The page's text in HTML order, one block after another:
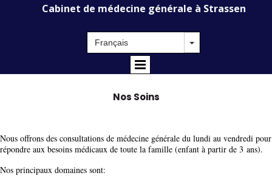
Cabinet de médecine générale à Strassen
Nos Soins
Nous offrons des consultations de médecine générale du lundi au vendredi pour
répondre aux besoins médicaux de toute la famille (enfant à partir de 3 ans).
Nos principaux domaines sont: